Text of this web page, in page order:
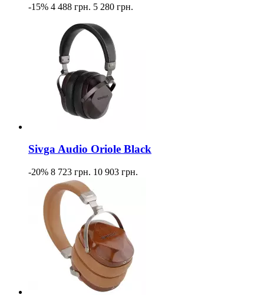
-15% 4 488 грн. 5 280 грн.
Sivga Audio Oriole Black
-20% 8 723 грн. 10 903 грн.